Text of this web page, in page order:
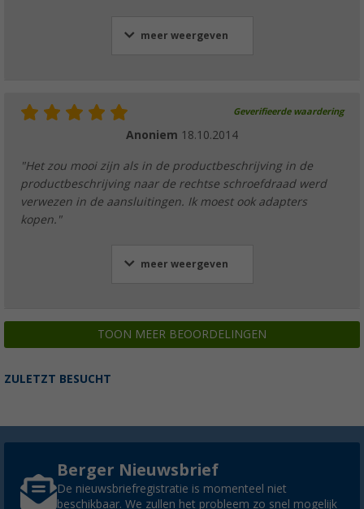
meer weergeven
Geverifieerde waardering
Anoniem 18.10.2014
"Het zou mooi zijn als in de productbeschrijving in de
productbeschrijving naar de rechtse schroefdraad werd
verwezen in de aansluitingen. Ik moest ook adapters
kopen."
meer weergeven
TOON MEER BEOORDELINGEN
ZULETZT BESUCHT
Berger Nieuwsbrief
De nieuwsbriefregistratie is momenteel niet
beschikbaar. We zullen het probleem zo snel mogelijk